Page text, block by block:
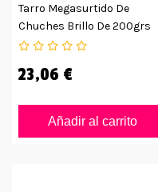
Tarro Megasurtido De
Chuches Brillo De 200grs
12uds
23,06 €
Añadir al carrito